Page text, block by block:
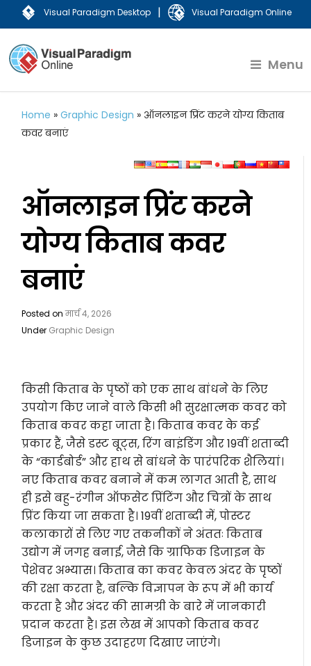
Visual Paradigm Desktop | Visual Paradigm Online
Menu
Home »Graphic Design » ऑनलाइन प्रिंट करने योग्य किताब
कवर बनाएं
ऑनलाइन प्रिंट करने
योग्य किताब कवर
बनाएं
Posted onमार्च 4, 2026
Under Graphic Design
किसी किताब के पृष्ठों को एक साथ बांधने के लिए
उपयोग किए जाने वाले किसी भी सुरक्षात्मक कवर को
किताब कवर कहा जाता है। किताब कवर के कई
प्रकार हैं, जैसे डस्ट बूट्स, रिंग बाइंडिंग और 19वीं शताब्दी
के “कार्डबोर्ड” और हाथ से बांधने के पारंपरिक शैलियां।
नए किताब कवर बनाने में कम लागत आती है, साथ
ही इसे बहु-रंगीन ऑफसेट प्रिंटिंग और चित्रों के साथ
प्रिंट किया जा सकता है। 19वीं शताब्दी में, पोस्टर
कलाकारों से लिए गए तकनीकों ने अंततः किताब
उद्योग में जगह बनाई, जैसे कि ग्राफिक डिजाइन के
पेशेवर अभ्यास। किताब का कवर केवल अंदर के पृष्ठों
की रक्षा करता है, बल्कि विज्ञापन के रूप में भी कार्य
करता है और अंदर की सामग्री के बारे में जानकारी
प्रदान करता है। इस लेख में आपको किताब कवर
डिजाइन के कुछ उदाहरण दिखाए जाएंगे।